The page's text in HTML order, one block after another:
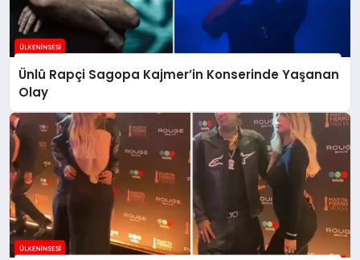
Ünlü Rapçi Sagopa Kajmer’in Konserinde Yaşanan
Olay